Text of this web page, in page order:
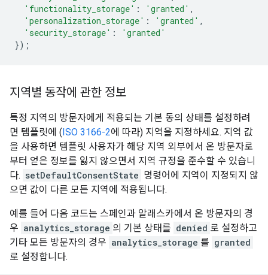
'functionality_storage' : 'granted' ,
'personalization_storage' : 'granted' ,
'security_storage' :
'granted'
});
지역별 동작에 관한 정보
특정 지역의 방문자에게 적용되는 기본 동의 상태를 설정하려
면 템플릿에 (ISO 3166-2에 따라) 지역을 지정하세요. 지역 값
을 사용하면 템플릿 사용자가 해당 지역 외부에서 온 방문자로
부터 얻은 정보를 잃지 않으면서 지역 규정을 준수할 수 있습니
다. setDefaultConsentState 명령어에 지역이 지정되지 않
으면 값이 다른 모든 지역에 적용됩니다.
예를 들어 다음 코드는 스페인과 알래스카에서 온 방문자의 경
우 analytics_storage 의 기본 상태를 denied 로 설정하고
기타 모든 방문자의 경우 analytics_storage 를 granted
로 설정합니다.